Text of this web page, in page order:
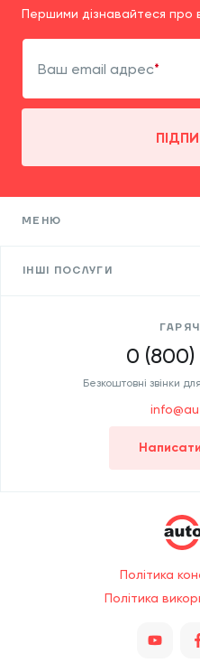
Першими дізнавайтеся про
Ваш email адрес
МЕНЮ
ІНШІ ПОСЛУГИ
0 (800)
Безкоштовні звінки
Політика
Політика